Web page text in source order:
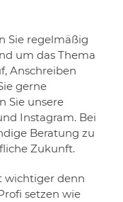
Sie regelmäßig
um das Thema
Anschreiben
gerne
Sie unsere
Instagram. Bei
Beratung zu
Zukunft.
wichtiger denn
setzen wie